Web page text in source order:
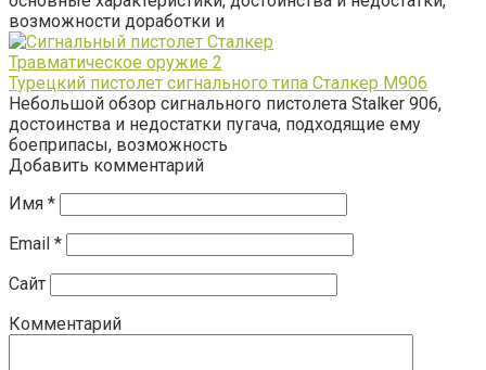
возможности доработки и
Травматическое оружие 2
Турецкий пистолет сигнального типа Сталкер М906
Небольшой обзор сигнального пистолета Stalker 906,
достоинства и недостатки пугача, подходящие ему
боеприпасы, возможность
Добавить комментарий
Имя *
Email *
Сайт
Комментарий